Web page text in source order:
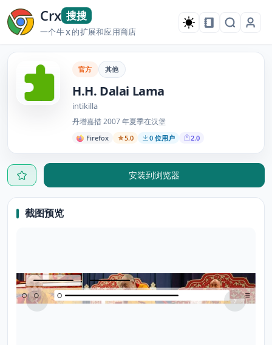
Crx 搜搜
一个牛X的扩展和应用商店
官方 其他
H.H. Dalai Lama
intikilla
丹增嘉措 2007 年夏季在汉堡
Firefox 5.0 0 位用户 2.0
安装到浏览器
截图预览